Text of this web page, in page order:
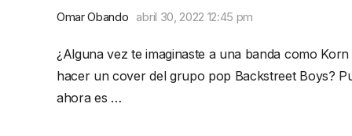
Omar Obando abril 30, 2022 12:45 pm
¿Alguna vez te imaginaste a una banda como Korn
hacer un cover del grupo pop Backstreet Boys?
ahora es …